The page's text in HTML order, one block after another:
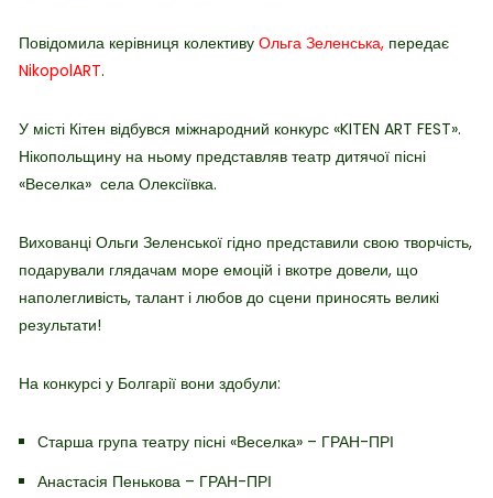
Повідомила керівниця колективуОльга Зеленська,передає
NikopolART.
У місті Кітен відбувся міжнародний конкурс «KITEN ART FEST».
Нікопольщину на ньому представляв театр дитячої пісні
«Веселка» села Олексіївка.
Вихованці Ольги Зеленської гідно представили свою творчість,
подарували глядачам море емоцій і вкотре довели, що
наполегливість, талант і любов до сцени приносять великі
результати!
На конкурсі у Болгарії вони здобули:
Старша група театру пісні «Веселка» – ГРАН-ПРІ
Анастасія Пенькова – ГРАН-ПРІ